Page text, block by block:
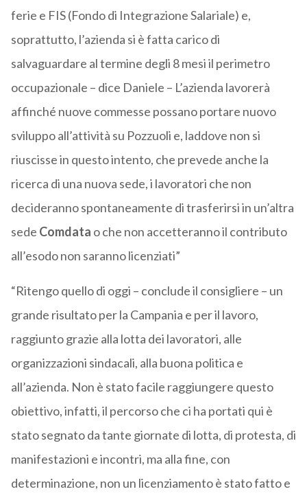
ferie e FIS (Fondo di Integrazione Salariale) e,
soprattutto, l’azienda si è fatta carico di
salvaguardare al termine degli 8 mesi il perimetro
occupazionale – dice Daniele – L’azienda lavorerà
affinché nuove commesse possano portare nuovo
sviluppo all’attività su Pozzuoli e, laddove non si
riuscisse in questo intento, che prevede anche la
ricerca di una nuova sede, i lavoratori che non
decideranno spontaneamente di trasferirsi in un’altra
sede Comdata o che non accetteranno il contributo
all’esodo non saranno licenziati”
“Ritengo quello di oggi – conclude il consigliere – un
grande risultato per la Campania e per il lavoro,
raggiunto grazie alla lotta dei lavoratori, alle
organizzazioni sindacali, alla buona politica e
all’azienda. Non è stato facile raggiungere questo
obiettivo, infatti, il percorso che ci ha portati qui è
stato segnato da tante giornate di lotta, di protesta, di
manifestazioni e incontri, ma alla fine, con
determinazione, non un licenziamento è stato fatto e